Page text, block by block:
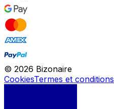
© 2026 Bizonaire
CookiesTermes et conditions